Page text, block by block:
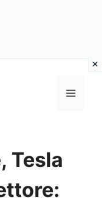
Menu
Tesla